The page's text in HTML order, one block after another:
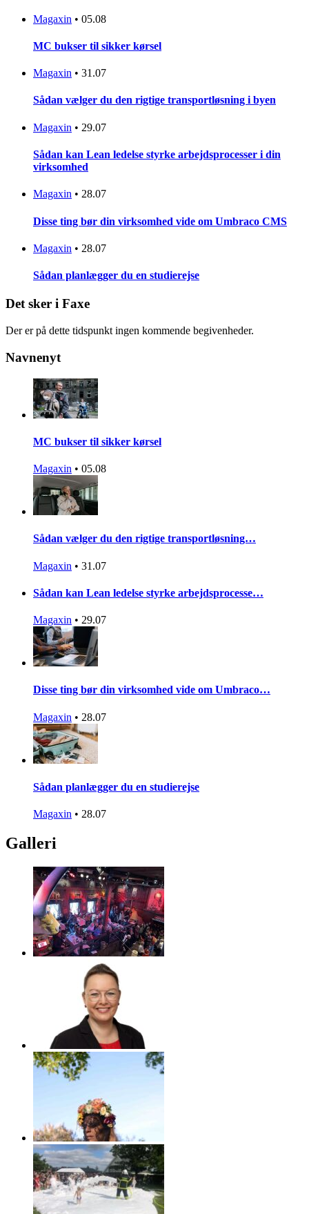
Magaxin • 05.08
MC bukser til sikker kørsel
Magaxin • 31.07
Sådan vælger du den rigtige transportløsning i byen
Magaxin • 29.07
Sådan kan Lean ledelse styrke arbejdsprocesser i din
virksomhed
Magaxin • 28.07
Disse ting bør din virksomhed vide om Umbraco CMS
Magaxin • 28.07
Sådan planlægger du en studierejse
Det sker i Faxe
Der er på dette tidspunkt ingen kommende begivenheder.
Navnenyt
MC bukser til sikker kørsel
Magaxin • 05.08
Sådan vælger du den rigtige transportløsning…
Magaxin • 31.07
Sådan kan Lean ledelse styrke arbejdsprocesse…
Magaxin • 29.07
Disse ting bør din virksomhed vide om Umbraco…
Magaxin • 28.07
Sådan planlægger du en studierejse
Magaxin • 28.07
Galleri